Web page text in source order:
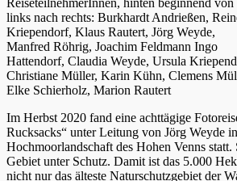
ReiseteilnehmerInnen, hinten beginnend von
links nach rechts: Burkhardt Andrießen,
Kriependorf, Klaus Rautert, Jörg Weyde,
Manfred Röhrig, Joachim Feldmann Ingo
Hattendorf, Claudia Weyde, Ursula
Christiane Müller, Karin Kühn, Clemens
Elke Schierholz, Marion Rautert
Im Herbst 2020 fand eine achttägige
Rucksacks“ unter Leitung von Jörg Weyde
Hochmoorlandschaft des Hohen Venns statt.
Gebiet unter Schutz. Damit ist das 5.000
nicht nur das älteste Naturschutzgebiet der